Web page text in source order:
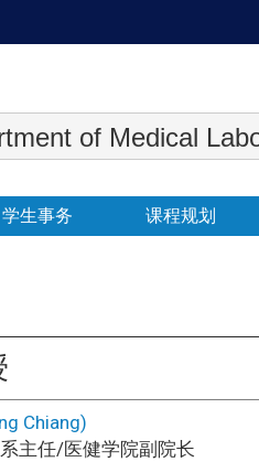
of Medical
学生事务 课程规划
Chiang)
主任/医健学院副院长